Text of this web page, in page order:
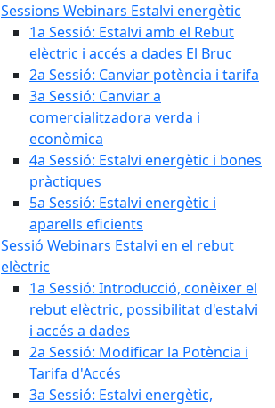
Sessions Webinars Estalvi energètic
1a Sessió: Estalvi amb el Rebut
elèctric i accés a dades El Bruc
2a Sessió: Canviar potència i tarifa
3a Sessió: Canviar a
comercialitzadora verda i
econòmica
4a Sessió: Estalvi energètic i bones
pràctiques
5a Sessió: Estalvi energètic i
aparells eficients
Sessió Webinars Estalvi en el rebut
elèctric
1a Sessió: Introducció, conèixer el
rebut elèctric, possibilitat d'estalvi
i accés a dades
2a Sessió: Modificar la Potència i
Tarifa d'Accés
3a Sessió: Estalvi energètic,